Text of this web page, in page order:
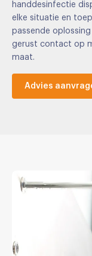
handdesinfectie
elke situatie en
passende
gerust contact op
maat.
Advies